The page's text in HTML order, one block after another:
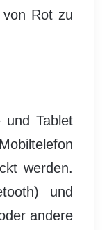
Rot zu
und Tablet
werden.
und
andere